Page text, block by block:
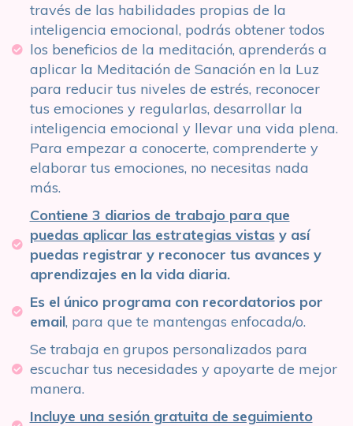
través de las habilidades propias de la
inteligencia emocional, podrás obtener todos
los beneficios de la meditación, aprenderás a
aplicar la Meditación de Sanación en la Luz
para reducir tus niveles de estrés, reconocer
tus emociones y regularlas, desarrollar la
inteligencia emocional y llevar una vida plena.
Para empezar a conocerte, comprenderte y
elaborar tus emociones, no necesitas nada
más.
Contiene 3 diarios de trabajo para que
puedas aplicar las estrategias vistasy así
puedas registrar y reconocer tus avances y
aprendizajes en la vida diaria.
Es el único programa con recordatorios por
email, para que te mantengas enfocada/o.
Se trabaja en grupos personalizados para
escuchar tus necesidades y apoyarte de mejor
manera.
Incluye una sesión gratuita de seguimiento